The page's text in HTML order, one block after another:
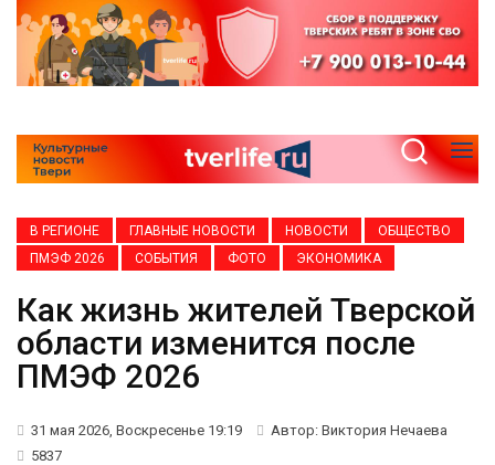
В РЕГИОНЕ ГЛАВНЫЕ НОВОСТИ НОВОСТИ
ОБЩЕСТВО
ПМЭФ 2026
СОБЫТИЯ ФОТО ЭКОНОМИКА
Как жизнь жителей Тверской
области изменится после
ПМЭФ 2026
31 мая 2026, Воскресенье 19:19
Автор: Виктория Нечаева
5837